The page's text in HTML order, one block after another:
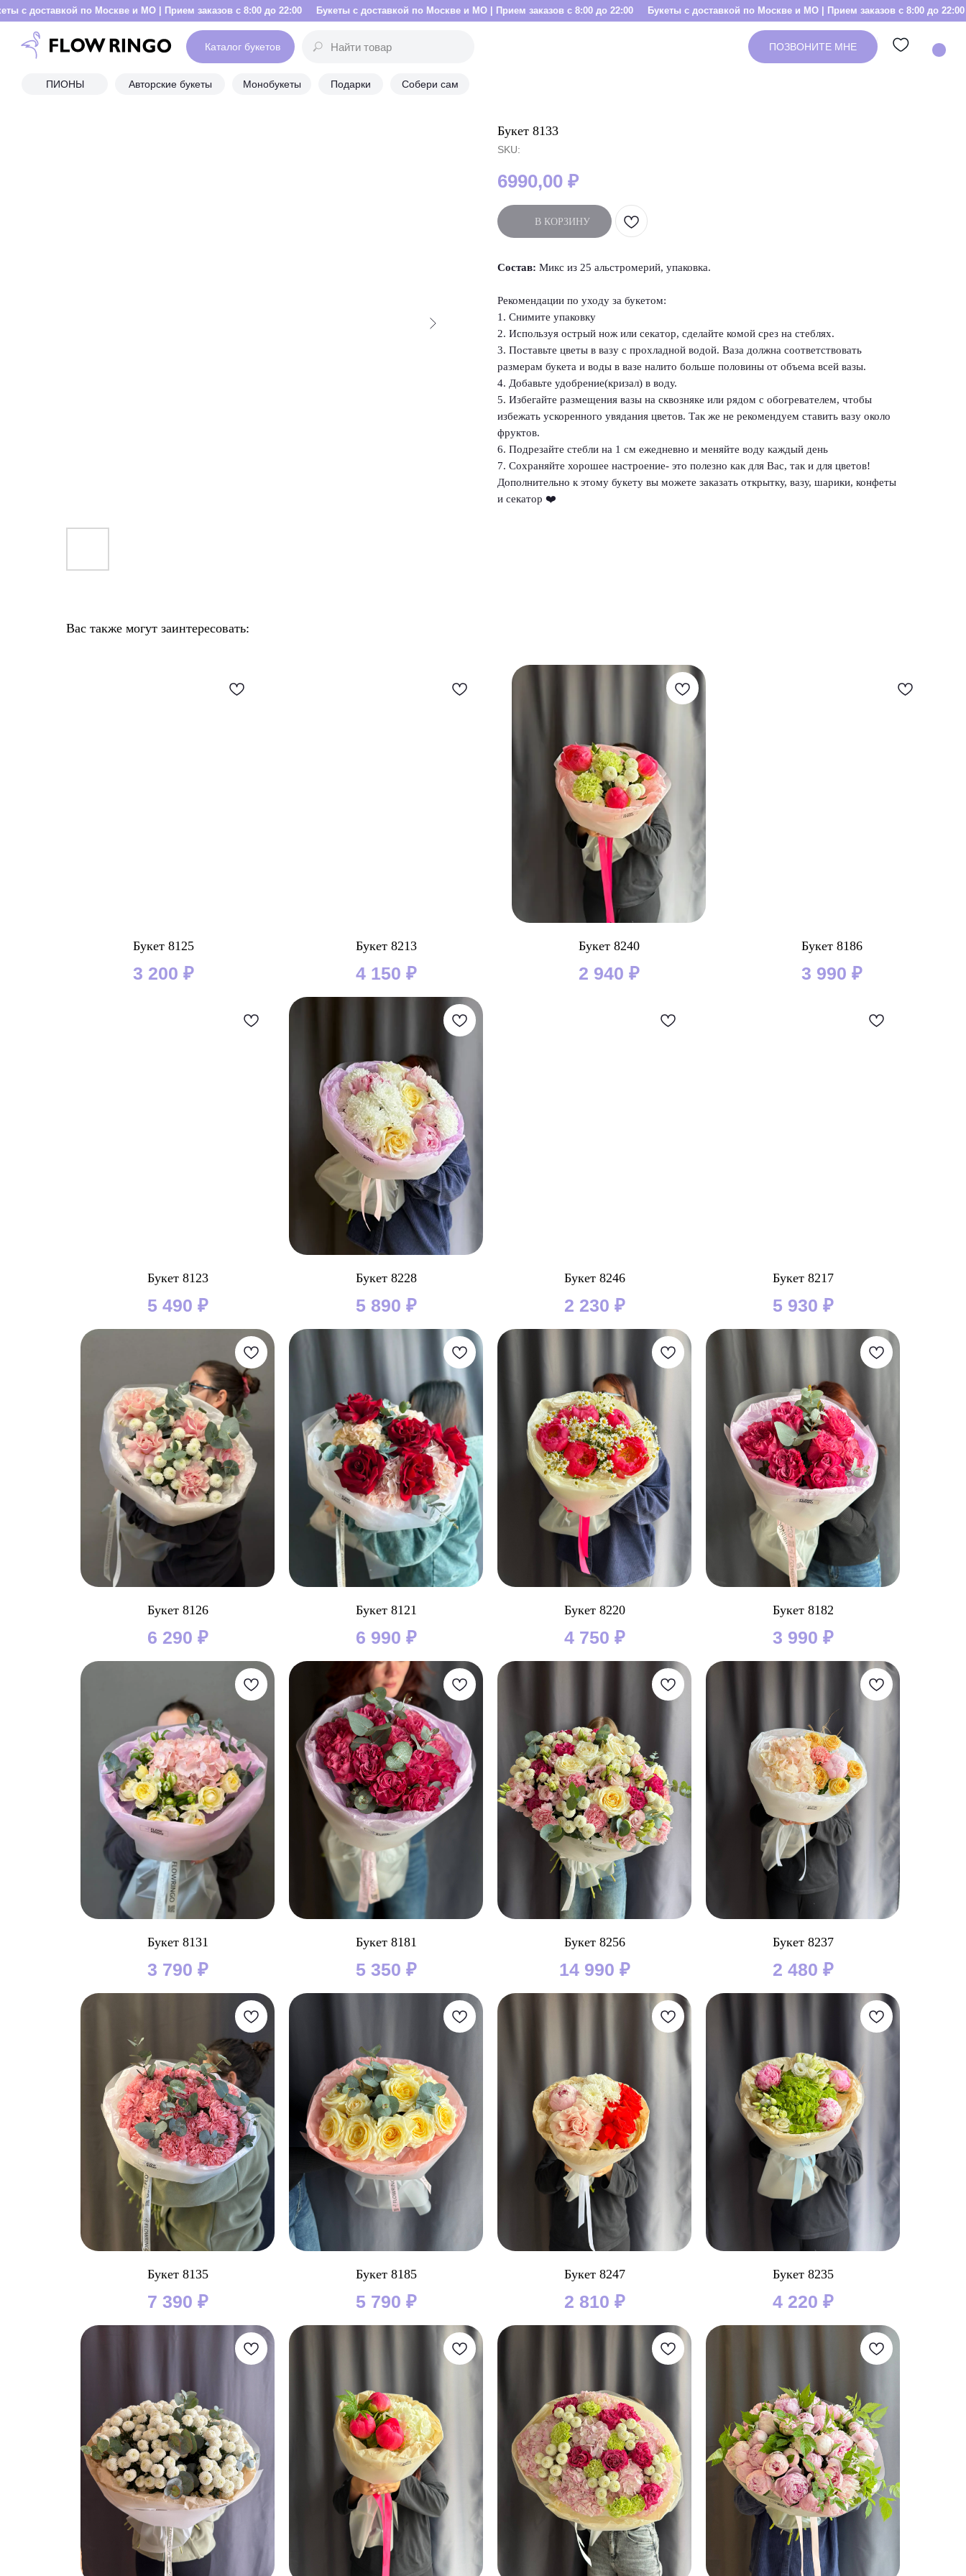
по Москве и МО | Прием заказов с 8:00 до 22:00 Букеты с доставкой по Москве и МО | Прием заказов с 8:00 до 22:00 Букеты с доставкой по Москве и МО | Прием заказов с 8:00 до 22:00 Букеты с
Монобукеты
ПИОНЫ Авторские букеты
ПОЗВОНИТЕ МНЕ
Каталог букетов
Собери сам
Подарки
Букет 8133
SKU:
6990,00 ₽
В КОРЗИНУ
Состав: Микс из 25 альстромерий, упаковка.
Рекомендации по уходу за букетом:
1. Снимите упаковку
2. Используя острый нож или секатор, сделайте комой срез на стеблях.
3. Поставьте цветы в вазу с прохладной водой. Ваза должна соответствовать
размерам букета и воды в вазе налито больше половины от объема всей вазы.
4. Добавьте удобрение(кризал) в воду.
5. Избегайте размещения вазы на сквозняке или рядом с обогревателем, чтобы
избежать ускоренного увядания цветов. Так же не рекомендуем ставить вазу около
фруктов.
6. Подрезайте стебли на 1 см ежедневно и меняйте воду каждый день
7. Сохраняйте хорошее настроение- это полезно как для Вас, так и для цветов!
Дополнительно к этому букету вы можете заказать открытку, вазу, шарики, конфеты
и секатор ❤️
Вас также могут заинтересовать:
Букет 8125
3 200 ₽
Букет 8213
4 150 ₽
Букет 8240
2 940 ₽
Букет 8186
3 990 ₽
Букет 8123
5 490 ₽
Букет 8228
5 890 ₽
Букет 8246
2 230 ₽
Букет 8217
5 930 ₽
Букет 8126
6 290 ₽
Букет 8121
6 990 ₽
Букет 8220
4 750 ₽
Букет 8182
3 990 ₽
Букет 8131
3 790 ₽
Букет 8181
5 350 ₽
Букет 8256
14 990 ₽
Букет 8237
2 480 ₽
Букет 8135
7 390 ₽
Букет 8185
5 790 ₽
Букет 8247
2 810 ₽
Букет 8235
4 220 ₽